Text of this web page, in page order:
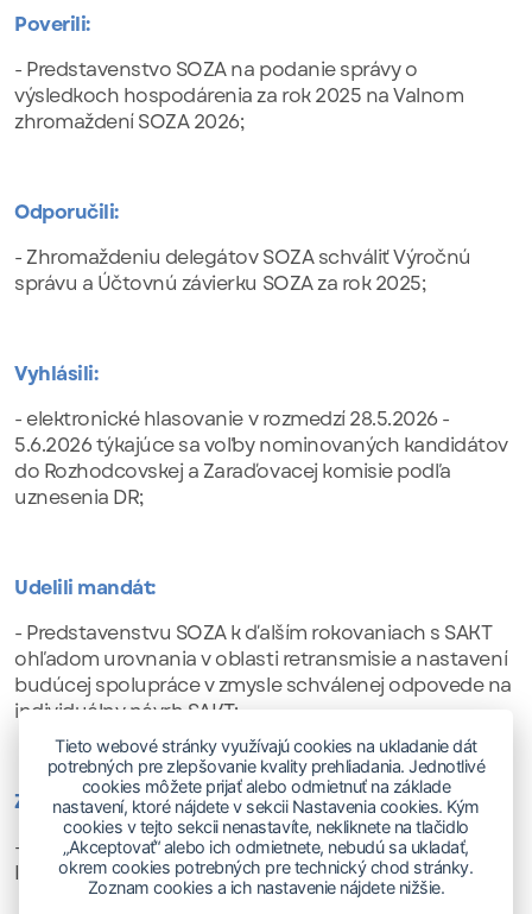
Poverili:
- Predstavenstvo SOZA na podanie správy o
výsledkoch hospodárenia za rok 2025 na Valnom
zhromaždení SOZA 2026;
Odporučili:
- Zhromaždeniu delegátov SOZA schváliť Výročnú
správu a Účtovnú závierku SOZA za rok 2025;
Vyhlásili:
- elektronické hlasovanie v rozmedzí 28.5.2026 -
5.6.2026 týkajúce sa voľby nominovaných kandidátov
do Rozhodcovskej a Zaraďovacej komisie podľa
uznesenia DR;
Udelili mandát:
- Predstavenstvu SOZA k ďalším rokovaniach s SAKT
ohľadom urovnania v oblasti retransmisie a nastavení
budúcej spolupráce v zmysle schválenej odpovede na
individuálny návrh SAKT;
Zobrali na vedomie:
- predbežné výsledky hospodárenia za obdobie I.-
IV.2026,
Tieto webové stránky využívajú cookies na ukladanie dát
potrebných pre zlepšovanie kvality prehliadania. Jednotlivé
cookies môžete prijať alebo odmietnuť na základe
nastavení, ktoré nájdete v sekcii Nastavenia cookies. Kým
cookies v tejto sekcii nenastavíte, nekliknete na tlačidlo
„Akceptovať“ alebo ich odmietnete, nebudú sa ukladať,
okrem cookies potrebných pre technický chod stránky.
Zoznam cookies a ich nastavenie nájdete nižšie.